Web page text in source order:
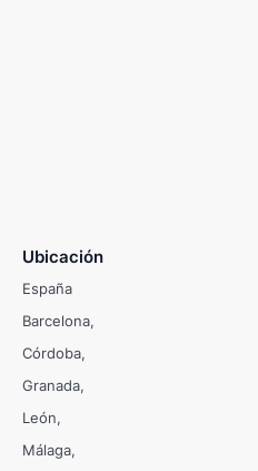
Ubicación
España
Barcelona
Córdoba
Granada
León
Málaga